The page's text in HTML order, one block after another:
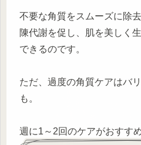
不要な角質をスムーズに除
陳代謝を促し、肌を美しく
できるのです。
ただ、過度の角質ケアはバ
も。
週に1～2回のケアがおすすめ